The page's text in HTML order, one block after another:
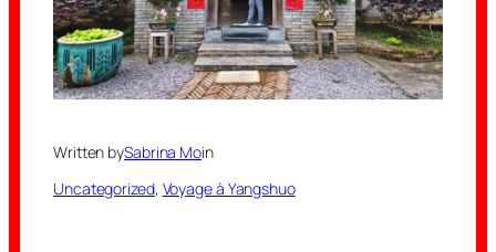
Written bySabrina Moin
Uncategorized, Voyage à Yangshuo